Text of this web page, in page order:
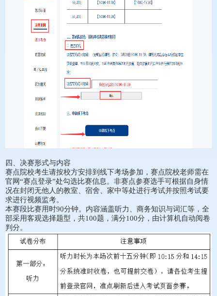
四、决赛形式与内容
赛点院校考生请按校方安排到线下考场参加，赛点院校老师需在
官网“赛点登录”处勾选比赛信息。非赛点参赛选手可根据自身情
况在封闭无他人的教室、宿舍、家中等处进行考试并按照考试要
求进行视频监考。
本赛段比赛用时90分钟。内容涵盖听力、商务知识与词汇等，全
部采用客观选择题型，共100题，满分100分，由计算机自动阅卷
判分。